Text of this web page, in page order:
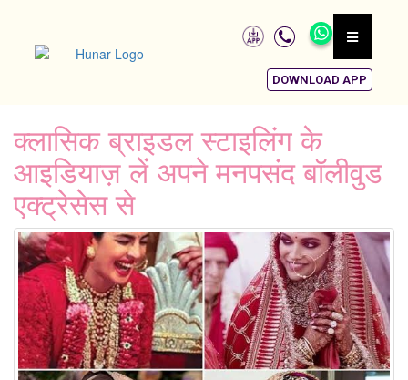
DOWNLOAD APP
क्लासिक ब्राइडल स्टाइलिंग के
आइडियाज़ लें अपने मनपसंद बॉलीवुड
एक्ट्रेसेस से